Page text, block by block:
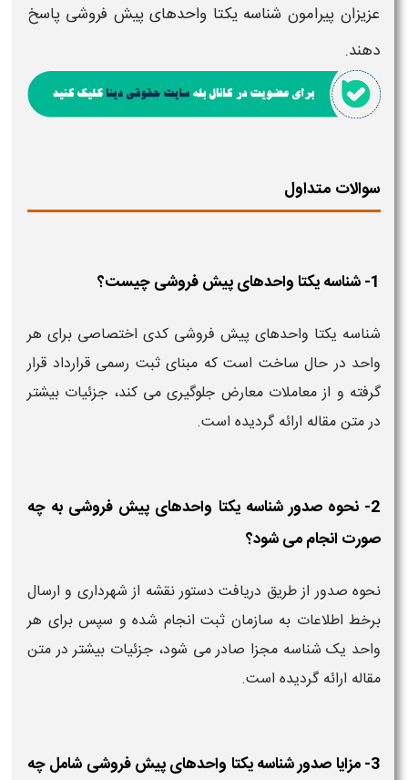
عزیزان پیرامون شناسه یکتا واحدهای پیش فروشی پاسخ
دهند.
سوالات متداول
1- شناسه یکتا واحدهای پیش فروشی چیست؟
شناسه یکتا واحدهای پیش فروشی کدی اختصاصی برای هر
واحد در حال ساخت است که مبنای ثبت رسمی قرارداد قرار
گرفته و از معاملات معارض جلوگیری می کند، جزئیات بیشتر
در متن مقاله ارائه گردیده است.
2- نحوه صدور شناسه یکتا واحدهای پیش فروشی به چه
صورت انجام می شود؟
نحوه صدور از طریق دریافت دستور نقشه از شهرداری و ارسال
برخط اطلاعات به سازمان ثبت انجام شده و سپس برای هر
واحد یک شناسه مجزا صادر می شود، جزئیات بیشتر در متن
مقاله ارائه گردیده است.
3- مزایا صدور شناسه یکتا واحدهای پیش فروشی شامل چه